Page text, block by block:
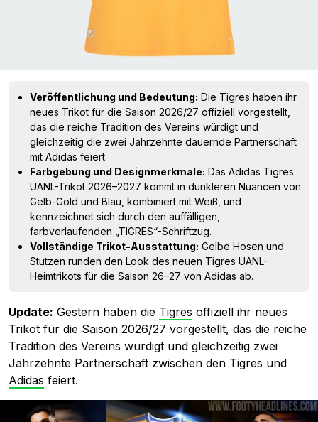
Veröffentlichung und Bedeutung: Die Tigres haben ihr
neues Trikot für die Saison 2026/27 offiziell vorgestellt,
das die reiche Tradition des Vereins würdigt und
gleichzeitig die zwei Jahrzehnte dauernde Partnerschaft
mit Adidas feiert.
Farbgebung und Designmerkmale: Das Adidas Tigres
UANL-Trikot 2026–2027 kommt in dunkleren Nuancen von
Gelb-Gold und Blau, kombiniert mit Weiß, und
kennzeichnet sich durch den auffälligen,
farbverlaufenden „TIGRES“-Schriftzug.
Vollständige Trikot-Ausstattung: Gelbe Hosen und
Stutzen runden den Look des neuen Tigres UANL-
Heimtrikots für die Saison 26–27 von Adidas ab.
Update: Gestern haben die Tigres offiziell ihr neues
Trikot für die Saison 2026/27 vorgestellt, das die reiche
Tradition des Vereins würdigt und gleichzeitig zwei
Jahrzehnte Partnerschaft zwischen den Tigres und
Adidas feiert.